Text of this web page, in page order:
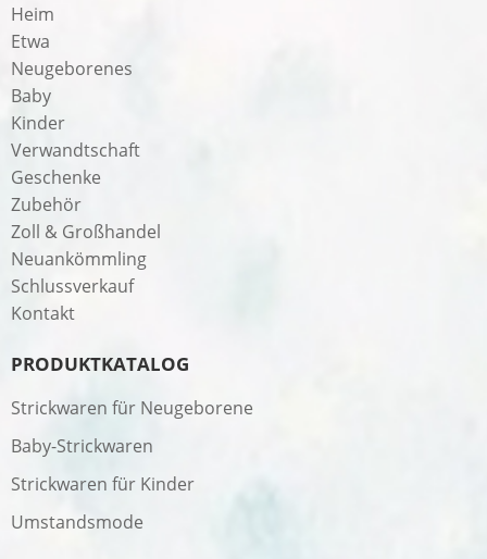
Heim
Etwa
Neugeborenes
Baby
Kinder
Verwandtschaft
Geschenke
Zubehör
Zoll & Großhandel
Neuankömmling
Schlussverkauf
Kontakt
PRODUKTKATALOG
Strickwaren für Neugeborene
Baby-Strickwaren
Strickwaren für Kinder
Umstandsmode